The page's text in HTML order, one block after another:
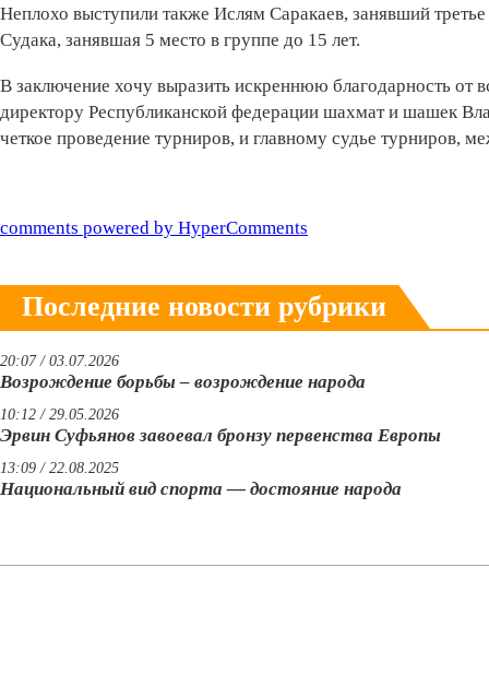
Неплохо выступили также Ислям Саракаев, занявший
Судака, занявшая 5 место в группе до 15 лет.
В заключение хочу выразить искреннюю благодарность от
директору Республиканской федерации шахмат и шашек
четкое проведение турниров, и главному судье турниров,
comments powered by HyperComments
Последние новости рубрики
20:07 / 03.07.2026
Возрождение борьбы – возрождение народа
10:12 / 29.05.2026
Эрвин Суфьянов завоевал бронзу первенства Европы
13:09 / 22.08.2025
Национальный вид спорта — достояние народа